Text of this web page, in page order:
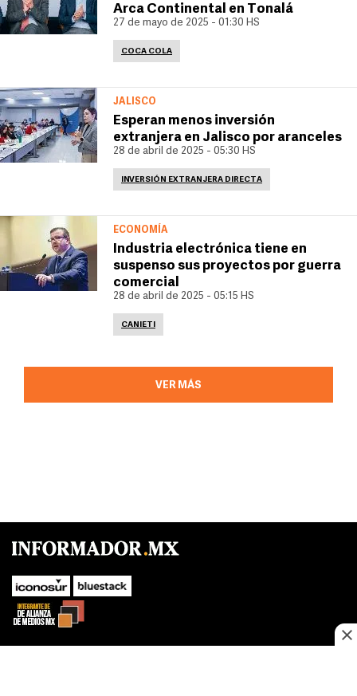
Arca Continental en Tonalá
27 de mayo de 2025 - 01:30 HS
COCA COLA
JALISCO
Esperan menos inversión
extranjera en Jalisco por aranceles
28 de abril de 2025 - 05:30 HS
INVERSIÓN EXTRANJERA DIRECTA
ECONOMÍA
Industria electrónica tiene en
suspenso sus proyectos por guerra
comercial
28 de abril de 2025 - 05:15 HS
CANIETI
VER MÁS